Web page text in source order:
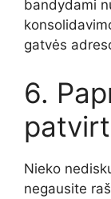
bandydami
gatvės
6.
Nieko
negausite